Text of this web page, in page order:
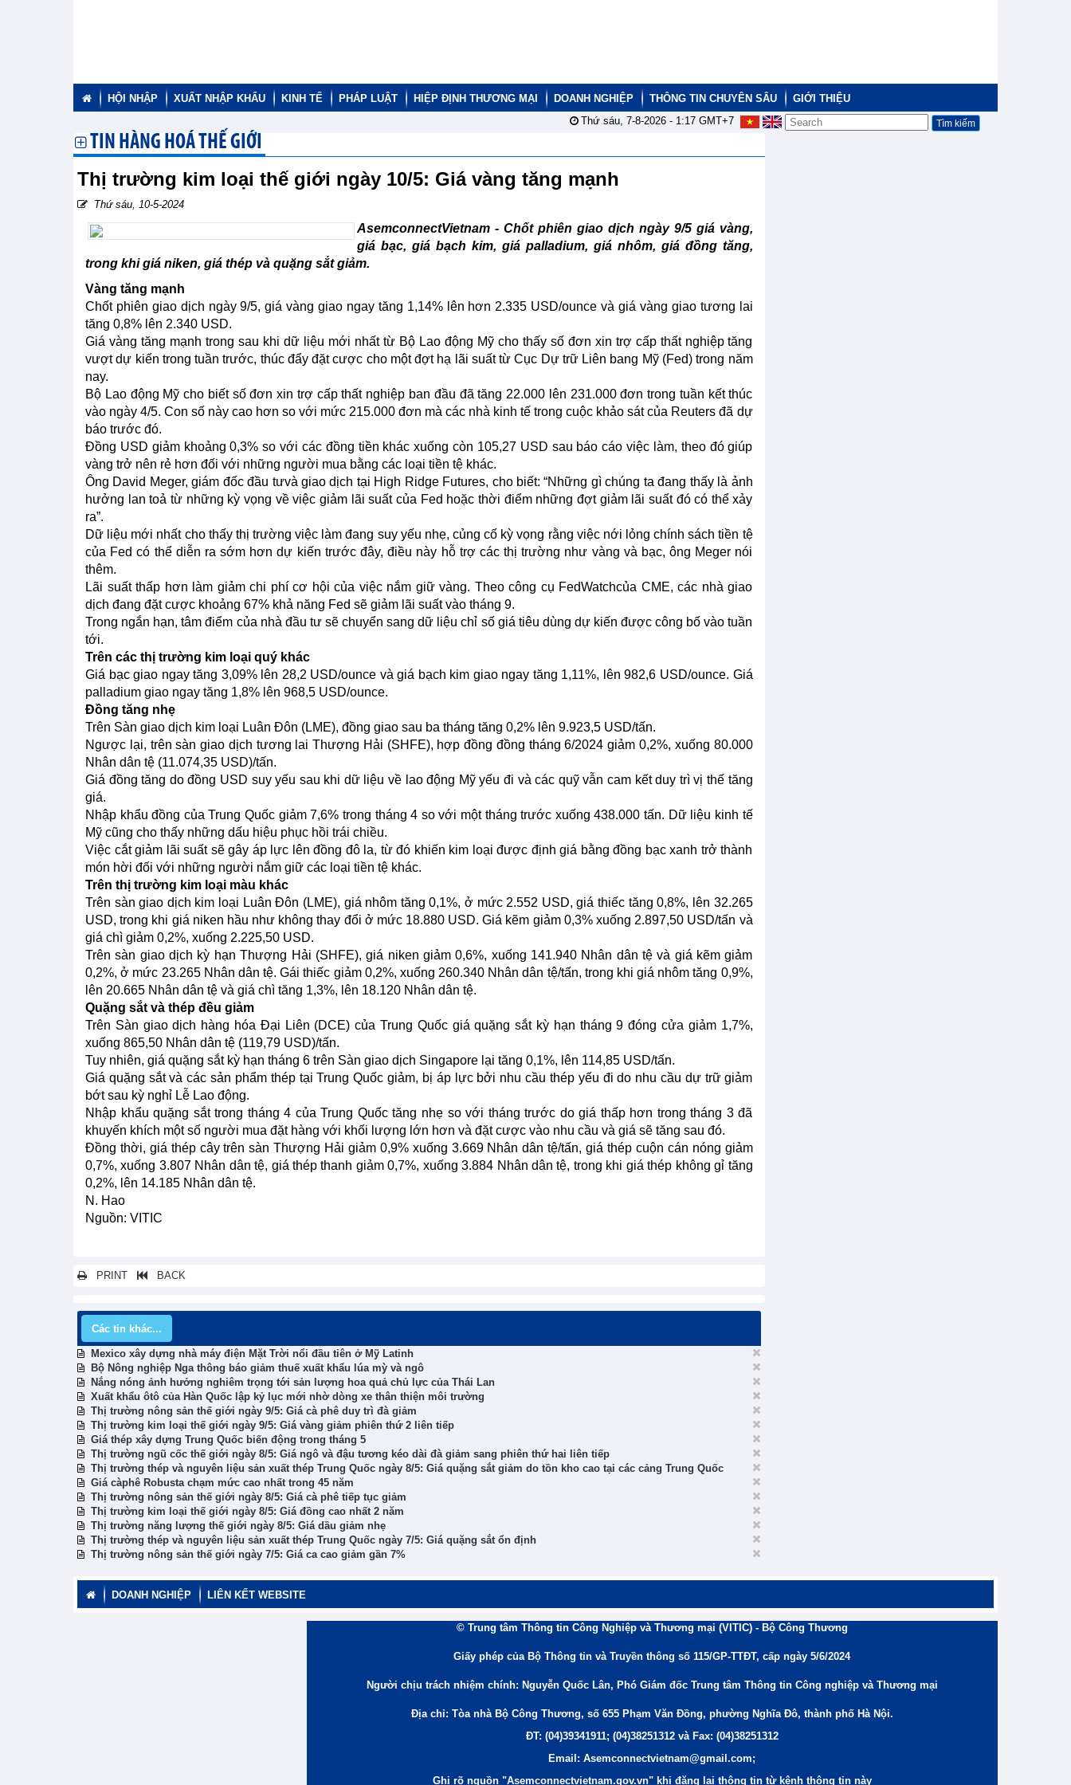
HỘI NHẬP XUẤT NHẬP KHẨU KINH TẾ PHÁP LUẬT HIỆP ĐỊNH THƯƠNG MẠI DOANH NGHIỆP THÔNG TIN CHUYÊN SÂU
GIỚI THIỆU
Thứ sáu, 7-8-2026 - 1:17GMT+7
TIN HÀNG HOÁ THẾ GIỚI
Thị trường kim loại thế giới ngày 10/5: Giá vàng tăng mạnh
Thứ sáu, 10-5-2024
AsemconnectVietnam - Chốt phiên giao dịch ngày 9/5 giá vàng,
giá bạc, giá bạch kim, giá palladium, giá nhôm, giá đồng tăng,
trong khi giá niken, giá thép và quặng sắt giảm.
Vàng tăng mạnh
Chốt phiên giao dịch ngày 9/5, giá vàng giao ngay tăng 1,14% lên hơn 2.335 USD/ounce và giá vàng giao tương lai
tăng 0,8% lên 2.340 USD.
Giá vàng tăng mạnh trong sau khi dữ liệu mới nhất từ Bộ Lao động Mỹ cho thấy số đơn xin trợ cấp thất nghiệp tăng
vượt dự kiến trong tuần trước, thúc đẩy đặt cược cho một đợt hạ lãi suất từ Cục Dự trữ Liên bang Mỹ (Fed) trong năm
nay.
Bộ Lao động Mỹ cho biết số đơn xin trợ cấp thất nghiệp ban đầu đã tăng 22.000 lên 231.000 đơn trong tuần kết thúc
vào ngày 4/5. Con số này cao hơn so với mức 215.000 đơn mà các nhà kinh tế trong cuộc khảo sát của Reuters đã dự
báo trước đó.
Đồng USD giảm khoảng 0,3% so với các đồng tiền khác xuống còn 105,27 USD sau báo cáo việc làm, theo đó giúp
vàng trở nên rẻ hơn đối với những người mua bằng các loại tiền tệ khác.
Ông David Meger, giám đốc đầu tưvà giao dịch tại High Ridge Futures, cho biết: “Những gì chúng ta đang thấy là ảnh
hưởng lan toả từ những kỳ vọng về việc giảm lãi suất của Fed hoặc thời điểm những đợt giảm lãi suất đó có thể xảy
ra”.
Dữ liệu mới nhất cho thấy thị trường việc làm đang suy yếu nhẹ, củng cố kỳ vọng rằng việc nới lỏng chính sách tiền tệ
của Fed có thể diễn ra sớm hơn dự kiến trước đây, điều này hỗ trợ các thị trường như vàng và bạc, ông Meger nói
thêm.
Lãi suất thấp hơn làm giảm chi phí cơ hội của việc nắm giữ vàng. Theo công cụ FedWatchcủa CME, các nhà giao
dịch đang đặt cược khoảng 67% khả năng Fed sẽ giảm lãi suất vào tháng 9.
Trong ngắn hạn, tâm điểm của nhà đầu tư sẽ chuyển sang dữ liệu chỉ số giá tiêu dùng dự kiến được công bố vào tuần
tới.
Trên các thị trường kim loại quý khác
Giá bạc giao ngay tăng 3,09% lên 28,2 USD/ounce và giá bạch kim giao ngay tăng 1,11%, lên 982,6 USD/ounce. Giá
palladium giao ngay tăng 1,8% lên 968,5 USD/ounce.
Đồng tăng nhẹ
Trên Sàn giao dịch kim loại Luân Đôn (LME), đồng giao sau ba tháng tăng 0,2% lên 9.923,5 USD/tấn.
Ngược lại, trên sàn giao dịch tương lai Thượng Hải (SHFE), hợp đồng đồng tháng 6/2024 giảm 0,2%, xuống 80.000
Nhân dân tệ (11.074,35 USD)/tấn.
Giá đồng tăng do đồng USD suy yếu sau khi dữ liệu về lao động Mỹ yếu đi và các quỹ vẫn cam kết duy trì vị thế tăng
giá.
Nhập khẩu đồng của Trung Quốc giảm 7,6% trong tháng 4 so với một tháng trước xuống 438.000 tấn. Dữ liệu kinh tế
Mỹ cũng cho thấy những dấu hiệu phục hồi trái chiều.
Việc cắt giảm lãi suất sẽ gây áp lực lên đồng đô la, từ đó khiến kim loại được định giá bằng đồng bạc xanh trở thành
món hời đối với những người nắm giữ các loại tiền tệ khác.
Trên thị trường kim loại màu khác
Trên sàn giao dịch kim loại Luân Đôn (LME), giá nhôm tăng 0,1%, ở mức 2.552 USD, giá thiếc tăng 0,8%, lên 32.265
USD, trong khi giá niken hầu như không thay đổi ở mức 18.880 USD. Giá kẽm giảm 0,3% xuống 2.897,50 USD/tấn và
giá chì giảm 0,2%, xuống 2.225,50 USD.
Trên sàn giao dịch kỳ hạn Thượng Hải (SHFE), giá niken giảm 0,6%, xuống 141.940 Nhân dân tệ và giá kẽm giảm
0,2%, ở mức 23.265 Nhân dân tệ. Gái thiếc giảm 0,2%, xuống 260.340 Nhân dân tệ/tấn, trong khi giá nhôm tăng 0,9%,
lên 20.665 Nhân dân tệ và giá chì tăng 1,3%, lên 18.120 Nhân dân tệ.
Quặng sắt và thép đều giảm
Trên Sàn giao dịch hàng hóa Đại Liên (DCE) của Trung Quốc giá quặng sắt kỳ hạn tháng 9 đóng cửa giảm 1,7%,
xuống 865,50 Nhân dân tệ (119,79 USD)/tấn.
Tuy nhiên, giá quặng sắt kỳ hạn tháng 6 trên Sàn giao dịch Singapore lại tăng 0,1%, lên 114,85 USD/tấn.
Giá quặng sắt và các sản phẩm thép tại Trung Quốc giảm, bị áp lực bởi nhu cầu thép yếu đi do nhu cầu dự trữ giảm
bớt sau kỳ nghỉ Lễ Lao động.
Nhập khẩu quặng sắt trong tháng 4 của Trung Quốc tăng nhẹ so với tháng trước do giá thấp hơn trong tháng 3 đã
khuyến khích một số người mua đặt hàng với khối lượng lớn hơn và đặt cược vào nhu cầu và giá sẽ tăng sau đó.
Đồng thời, giá thép cây trên sàn Thượng Hải giảm 0,9% xuống 3.669 Nhân dân tệ/tấn, giá thép cuộn cán nóng giảm
0,7%, xuống 3.807 Nhân dân tệ, giá thép thanh giảm 0,7%, xuống 3.884 Nhân dân tệ, trong khi giá thép không gỉ tăng
0,2%, lên 14.185 Nhân dân tệ.
N. Hao
Nguồn: VITIC
PRINT BACK
Các tin khác...
Mexico xây dựng nhà máy điện Mặt Trời nổi đầu tiên ở Mỹ Latinh
Bộ Nông nghiệp Nga thông báo giảm thuế xuất khẩu lúa mỳ và ngô
Nắng nóng ảnh hưởng nghiêm trọng tới sản lượng hoa quả chủ lực của Thái Lan
Xuất khẩu ôtô của Hàn Quốc lập kỷ lục mới nhờ dòng xe thân thiện môi trường
Thị trường nông sản thế giới ngày 9/5: Giá cà phê duy trì đà giảm
Thị trường kim loại thế giới ngày 9/5: Giá vàng giảm phiên thứ 2 liên tiếp
Giá thép xây dựng Trung Quốc biến động trong tháng 5
Thị trường ngũ cốc thế giới ngày 8/5: Giá ngô và đậu tương kéo dài đà giảm sang phiên thứ hai liên tiếp
Thị trường thép và nguyên liệu sản xuất thép Trung Quốc ngày 8/5: Giá quặng sắt giảm do tồn kho cao tại các cảng Trung Quốc
Giá càphê Robusta chạm mức cao nhất trong 45 năm
Thị trường nông sản thế giới ngày 8/5: Giá cà phê tiếp tục giảm
Thị trường kim loại thế giới ngày 8/5: Giá đồng cao nhất 2 năm
Thị trường năng lượng thế giới ngày 8/5: Giá dầu giảm nhẹ
Thị trường thép và nguyên liệu sản xuất thép Trung Quốc ngày 7/5: Giá quặng sắt ổn định
Thị trường nông sản thế giới ngày 7/5: Giá ca cao giảm gần 7%
DOANH NGHIỆP LIÊN KẾT WEBSITE
© Trung tâm Thông tin Công Nghiệp và Thương mại (VITIC) - Bộ Công Thương
Giấy phép của Bộ Thông tin và Truyền thông số 115/GP-TTĐT, cấp ngày 5/6/2024
Người chịu trách nhiệm chính: Nguyễn Quốc Lân, Phó Giám đốc Trung tâm Thông tin Công nghiệp và Thương mại
Địa chỉ: Tòa nhà Bộ Công Thương, số 655 Phạm Văn Đồng, phường Nghĩa Đô, thành phố Hà Nội.
ĐT: (04)39341911; (04)38251312 và Fax: (04)38251312
Email: Asemconnectvietnam@gmail.com;
Ghi rõ nguồn "Asemconnectvietnam.gov.vn" khi đăng lại thông tin từ kênh thông tin này